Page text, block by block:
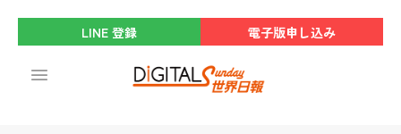
LINE 登録 電子版申し込み